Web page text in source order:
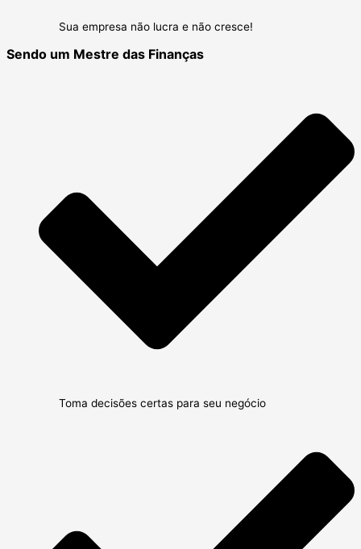
Sua empresa não lucra e não cresce!
Sendo um Mestre das Finanças
Toma decisões certas para seu negócio